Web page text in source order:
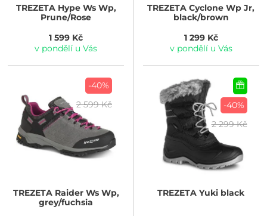
TREZETAHype Ws Wp,
Prune/Rose
1 599 Kč
v pondělí u Vás
TREZETA Cyclone Wp Jr,
black/brown
1 299 Kč
v pondělí u Vás
-40%
2 599 Kč
TREZETARaider Ws Wp,
grey/fuchsia
-40%
2 299 Kč
TREZETA Yuki black